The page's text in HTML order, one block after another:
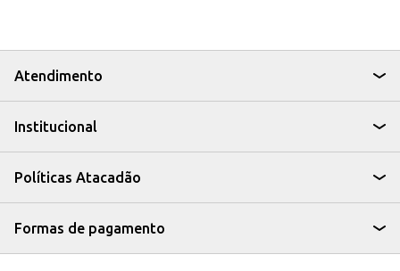
Atendimento
Institucional
Políticas Atacadão
Formas de pagamento